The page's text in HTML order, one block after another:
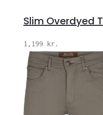
Slim Overdyed T
1,199 kr.